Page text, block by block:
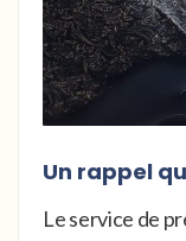
Un rappel
Le service de